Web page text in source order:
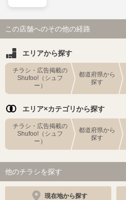
この店舗へのその他の経路
エリアから探す
チラシ・広告掲載の
Shufoo!（シュフ
ー）
都道府県から
探す
エリア×カテゴリから探す
チラシ・広告掲載の
Shufoo!（シュフ
ー）
都道府県から
探す
他のチラシを探す
現在地から探す